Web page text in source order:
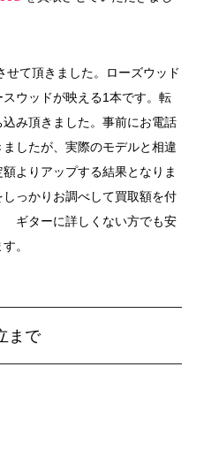
せて頂きました。ローズウッド
ウッドが映える1本です。転
み頂きました。事前にお電話
したが、実際のモデルと相違
よりアップする結果となりま
っかりお調べして買取額を付
ギターに詳しくない方でも安
。
まで